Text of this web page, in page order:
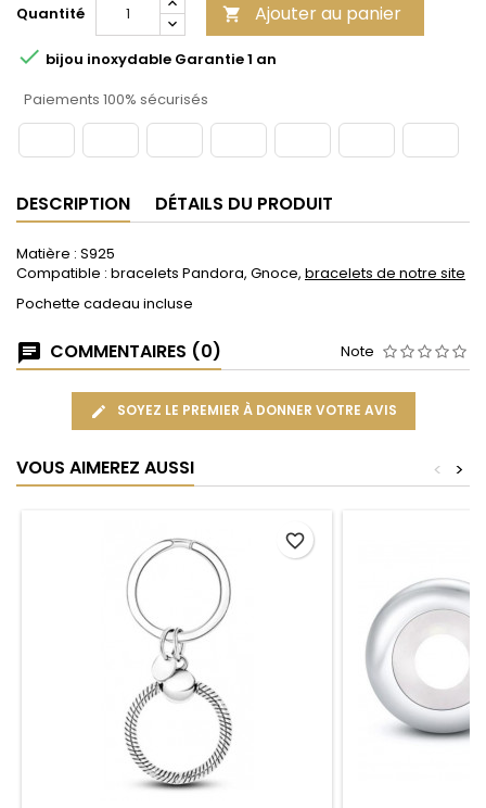
Quantité
 Ajouter au panier
 bijou inoxydable Garantie 1 an
Paiements 100% sécurisés
DESCRIPTION DÉTAILS DU PRODUIT
Matière : S925
Compatible : bracelets Pandora, Gnoce, bracelets de notre site
Pochette cadeau incluse
COMMENTAIRES (0) Note
SOYEZ LE PREMIER À DONNER VOTRE AVIS
VOUS AIMEREZ AUSSI >
<
favorite_border